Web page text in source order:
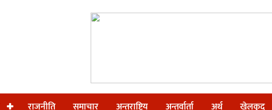
राजनीति समाचार अन्तराष्ट्रिय अन्तर्वार्ता अर्थ खेलकुद